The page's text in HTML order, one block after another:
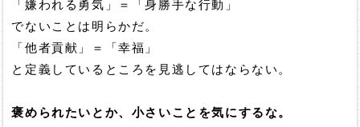
「嫌われる勇気」＝「身勝手な行動」
でないことは明らかだ。
「他者貢献」＝「幸福」
と定義しているところを見逃してはならない。
褒められたいとか、小さいことを気にするな。